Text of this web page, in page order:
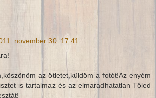
november 30. 17:41
az ötletet,küldöm a fotót!Az enyém
is tartalmaz és az elmaradhatatlan Tőled